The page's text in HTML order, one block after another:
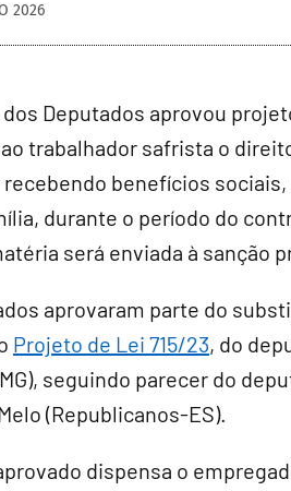
2026
dos Deputados aprovou
trabalhador safrista o
benefícios sociais,
durante o período do
será enviada à sanção
aprovaram parte do
Projeto de Lei 715/23, do
seguindo parecer do
(Republicanos-ES).
dispensa o